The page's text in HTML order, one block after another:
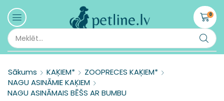
0
Sākums KAĶIEM*
ZOOPRECES KAĶIEM*
NAGU ASINĀMIE KAĶIEM
NAGU ASINĀMAIS BĒŠS AR BUMBU